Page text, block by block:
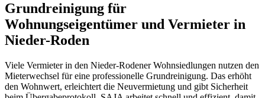
Grundreinigung für
Wohnungseigentümer und Vermieter in
Nieder-Roden
Viele Vermieter in den Nieder-Rodener Wohnsiedlungen nutzen den
Mieterwechsel für eine professionelle Grundreinigung. Das erhöht
den Wohnwert, erleichtert die Neuvermietung und gibt Sicherheit